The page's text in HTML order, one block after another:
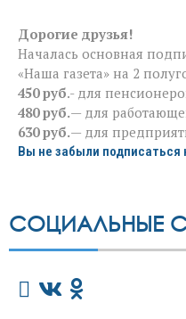
Дорогие друзья!
Началась основная
«Наша газета» на 2
450 руб.- для
480 руб.— для
630 руб.— для
Вы не забыли подписаться
СОЦИАЛЬНЫЕ